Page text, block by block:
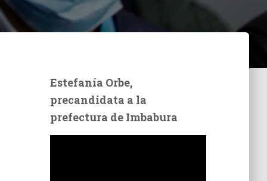
Estefanía Orbe,
precandidata a la
prefectura de Imbabura